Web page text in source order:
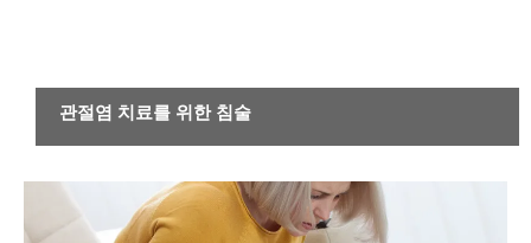
관절염 치료를 위한 침술